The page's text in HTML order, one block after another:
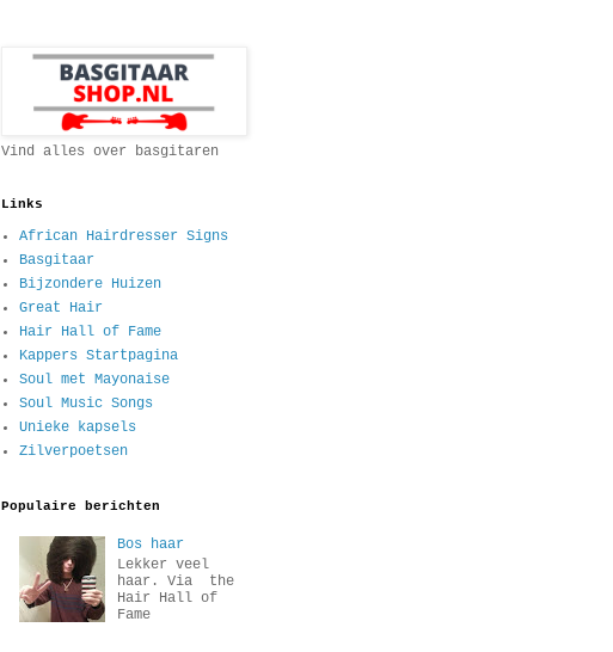
Vind alles over basgitaren
Links
African Hairdresser Signs
Basgitaar
Bijzondere Huizen
Great Hair
Hair Hall of Fame
Kappers Startpagina
Soul met Mayonaise
Soul Music Songs
Unieke kapsels
Zilverpoetsen
Populaire berichten
Bos haar
Lekker veel
haar. Via the
Hair Hall of
Fame